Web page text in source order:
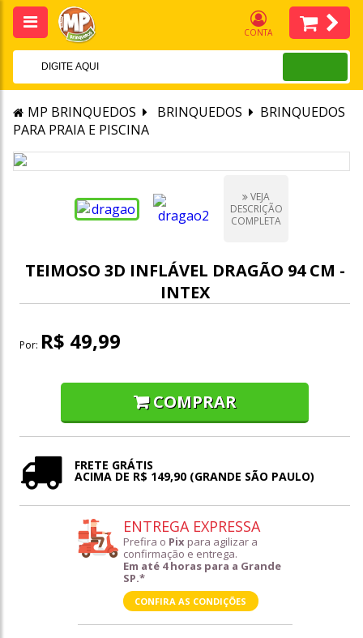
CONTA
MP BRINQUEDOS BRINQUEDOS
BRINQUEDOS
PARA PRAIA E PISCINA
VEJA
DESCRIÇÃO
COMPLETA
TEIMOSO 3D INFLÁVEL DRAGÃO 94 CM -
INTEX
Por: R$ 49,99
COMPRAR
FRETE GRÁTIS
ACIMA DE R$ 149,90 (GRANDE SÃO PAULO)
ENTREGA EXPRESSA
Prefira o Pix para agilizar a
confirmação e entrega.
Em até 4 horas para a Grande
SP.*
CONFIRA AS CONDIÇÕES